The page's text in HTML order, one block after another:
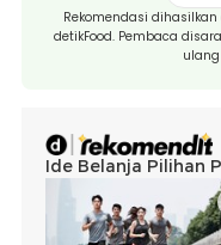
Rekomendasi
detikFood. Pembaca